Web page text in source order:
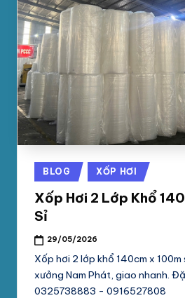
Posted
in
BLOG XỐP HƠI
Xốp Hơi 2 Lớp Khổ
Sỉ
29/05/2026
Xốp hơi 2 lớp khổ 140cm x
xưởng Nam Phát, giao nhanh.
0325738883 - 0916527808